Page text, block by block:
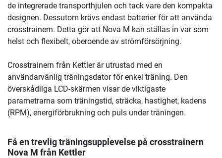
de integrerade transporthjulen och tack vare den kompakta
designen. Dessutom krävs endast batterier för att använda
crosstrainern. Detta gör att Nova M kan ställas in var som
helst och flexibelt, oberoende av strömförsörjning.
Crosstrainern från Kettler är utrustad med en
användarvänlig träningsdator för enkel träning. Den
överskådliga LCD-skärmen visar de viktigaste
parametrarna som träningstid, sträcka, hastighet, kadens
(RPM), energiförbrukning och puls under träningen.
Få en trevlig träningsupplevelse på crosstrainern
Nova M från Kettler